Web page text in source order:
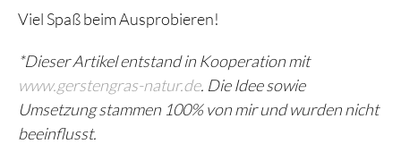
Viel Spaß beim Ausprobieren!
*Dieser Artikel entstand in Kooperation mit
www.gerstengras-natur.de. Die Idee sowie
Umsetzung stammen 100% von mir und wurden nicht
beeinflusst.